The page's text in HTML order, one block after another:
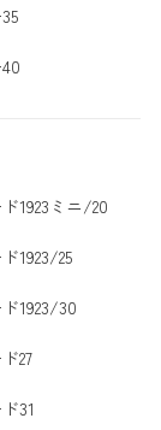
1923ミニ/20
1923/25
1923/30
27
31